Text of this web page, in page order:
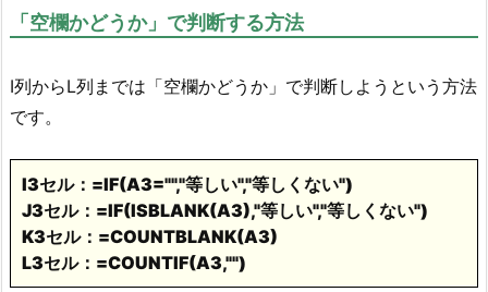
「空欄かどうか」で判断する方法
I列からL列までは「空欄かどうか」で判断しようという方法
です。
I3セル：=IF(A3="","等しい","等しくない")
J3セル：=IF(ISBLANK(A3),"等しい","等しくない")
K3セル：=COUNTBLANK(A3)
L3セル：=COUNTIF(A3,"")